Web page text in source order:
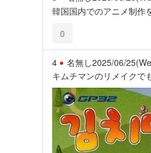
韓国国内でのアニメ制作
0
4 名無し2025/06/
キムチマンのリメイクで